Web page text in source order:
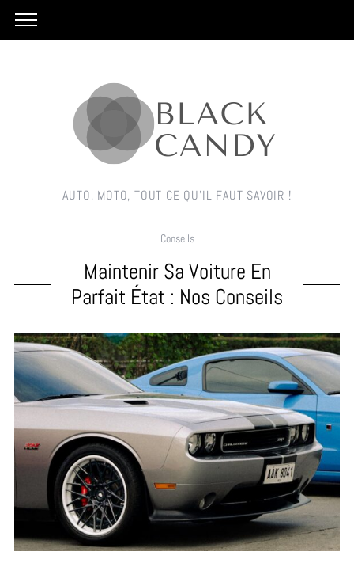
AUTO, MOTO, TOUT CE QU'IL FAUT SAVOIR !
Conseils
Maintenir Sa Voiture En
Parfait État : Nos Conseils